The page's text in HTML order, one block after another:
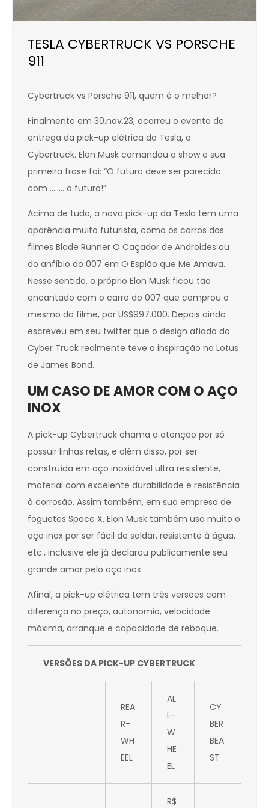
TESLA CYBERTRUCK VS PORSCHE
911
Cybertruck vs Porsche 911, quem é o melhor?
Finalmente em 30.nov.23, ocorreu o evento de
entrega da pick-up elétrica da Tesla, o
Cybertruck. Elon Musk comandou o show e sua
primeira frase foi: “O futuro deve ser parecido
com …….. o futuro!”
Acima de tudo, a nova pick-up da Tesla tem uma
aparência muito futurista, como os carros dos
filmes Blade Runner O Caçador de Androides ou
do anfíbio do 007 em O Espião que Me Amava.
Nesse sentido, o próprio Elon Musk ficou tão
encantado com o carro do 007 que comprou o
mesmo do filme, por US$997.000. Depois ainda
escreveu em seu twitter que o design afiado do
Cyber Truck realmente teve a inspiração na Lotus
de James Bond.
UM CASO DE AMOR COM O AÇO
INOX
A pick-up Cybertruck chama a atenção por só
possuir linhas retas, e além disso, por ser
construída em aço inoxidável ultra resistente,
material com excelente durabilidade e resistência
à corrosão. Assim também, em sua empresa de
foguetes Space X, Elon Musk também usa muito o
aço inox por ser fácil de soldar, resistente à água,
etc., inclusive ele já declarou publicamente seu
grande amor pelo aço inox.
Afinal, a pick-up elétrica tem três versões com
diferença no preço, autonomia, velocidade
máxima, arranque e capacidade de reboque.
VERSÕES DA PICK-UP CYBERTRUCK
REA
R-
WH
EEL
AL
L-
W
HE
EL
CY
BER
BEA
ST
R$